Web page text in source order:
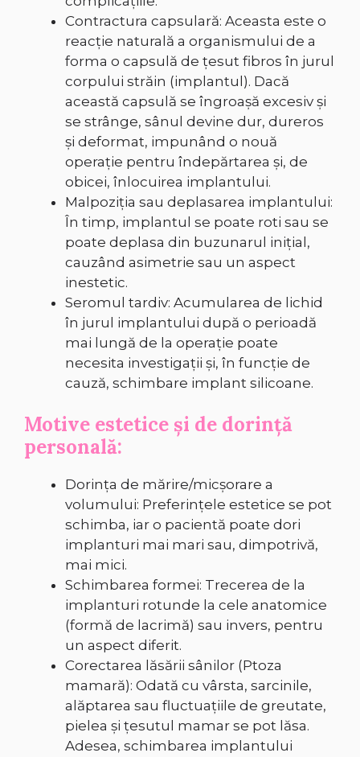
Contractura capsulară: Aceasta este o
reacție naturală a organismului de a
forma o capsulă de țesut fibros în jurul
corpului străin (implantul). Dacă
această capsulă se îngroașă excesiv și
se strânge, sânul devine dur, dureros
și deformat, impunând o nouă
operație pentru îndepărtarea și, de
obicei, înlocuirea implantului.
Malpoziția sau deplasarea implantului:
În timp, implantul se poate roti sau se
poate deplasa din buzunarul inițial,
cauzând asimetrie sau un aspect
inestetic.
Seromul tardiv: Acumularea de lichid
în jurul implantului după o perioadă
mai lungă de la operație poate
necesita investigații și, în funcție de
cauză, schimbare implant silicoane.
Motive estetice și de dorință
personală:
Dorința de mărire/micșorare a
volumului: Preferințele estetice se pot
schimba, iar o pacientă poate dori
implanturi mai mari sau, dimpotrivă,
mai mici.
Schimbarea formei: Trecerea de la
implanturi rotunde la cele anatomice
(formă de lacrimă) sau invers, pentru
un aspect diferit.
Corectarea lăsării sânilor (Ptoza
mamară): Odată cu vârsta, sarcinile,
alăptarea sau fluctuațiile de greutate,
pielea și țesutul mamar se pot lăsa.
Adesea, schimbarea implantului